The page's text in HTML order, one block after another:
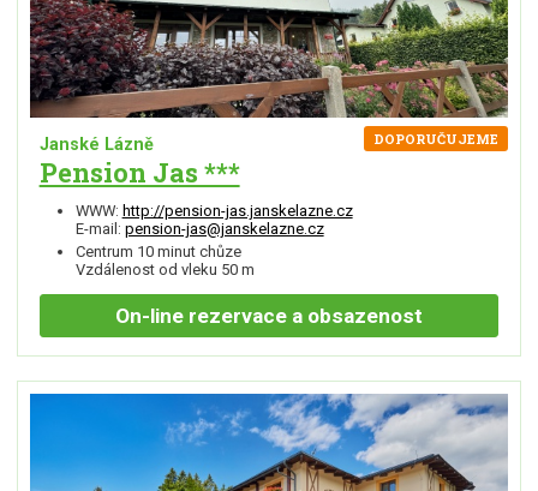
Janské Lázně
Pension Jas ***
DOPORUČUJEME
WWW: http://pension-jas.janskelazne.cz
E-mail: pension-jas@janskelazne.cz
Centrum 10 minut chůze
Vzdálenost od vleku 50 m
On-line rezervace a obsazenost